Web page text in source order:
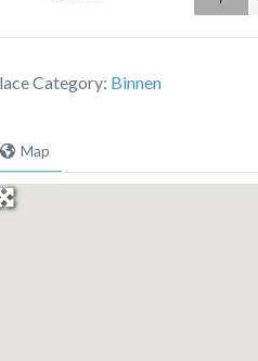
Category: Binnen
Map